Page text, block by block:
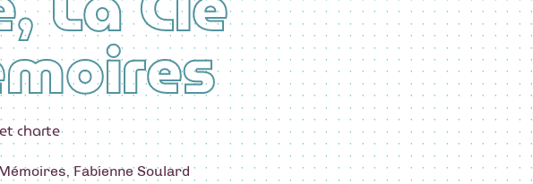
charte
Fabienne Soulard